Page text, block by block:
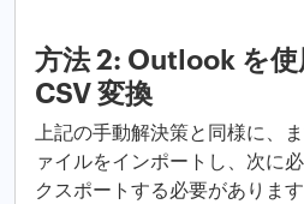
方法 2: Outlook を使
CSV 変換
上記の手動解決策と同様に、
ァイルをインポートし、次に
クスポートする必要があります